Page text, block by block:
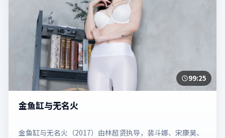
99:25
金鱼缸与无名火
金鱼缸与无名火（2017）由林超贤执导，裴斗娜、宋康昊、